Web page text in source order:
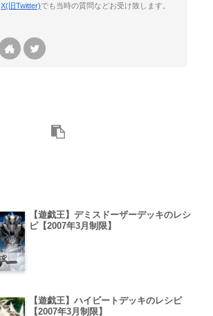
X(旧Twitter)でも当時の質問などお受け致します。
【遊戯王】デミスドーザーデッキのレシ
ピ【2007年3月制限】
【遊戯王】ハイビートデッキのレシピ
【2007年3月制限】